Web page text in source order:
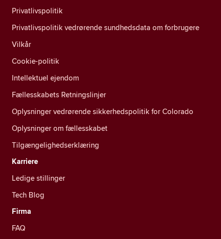
Privatlivspolitik
Privatlivspolitik vedrørende sundhedsdata om forbrugere
Vilkår
Cookie-politik
Intellektuel ejendom
Fællesskabets Retningslinjer
Oplysninger vedrørende sikkerhedspolitik for Colorado
Oplysninger om fællesskabet
Tilgængelighedserklæring
Karriere
Ledige stillinger
Tech Blog
Firma
FAQ